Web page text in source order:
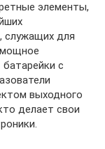
элементы,
служащих для
с
выходного
делает свои